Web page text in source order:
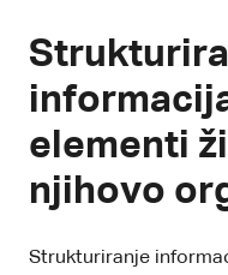
elementi
njihovo
Strukturiranje